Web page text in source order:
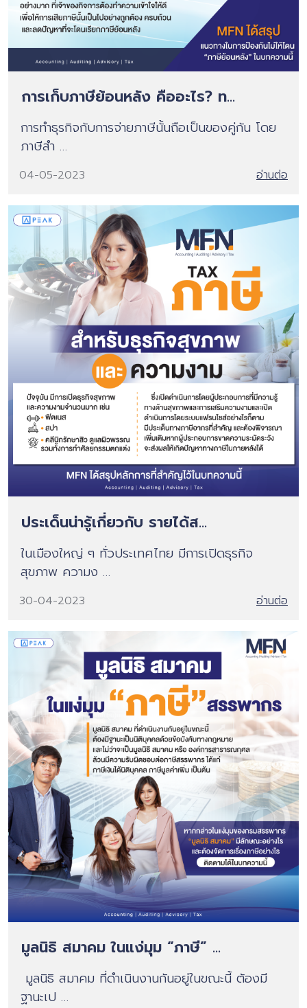
การเก็บภาษีย้อนหลัง คืออะไร? ท...
การทำธุรกิจกับการจ่ายภาษีนั้นถือเป็นของคู่กัน โดย
ภาษีสำ …
04-05-2023 อ่านต่อ
ประเด็นน่ารู้เกี่ยวกับ รายได้ส...
ในเมืองใหญ่ ๆ ทั่วประเทศไทย มีการเปิดธุรกิจ
สุขภาพ ความง …
30-04-2023 อ่านต่อ
มูลนิธิ สมาคม ในแง่มุม “ภาษี” ...
มูลนิธิ สมาคม ที่ดำเนินงานกันอยู่ในขณะนี้ ต้องมี
ฐานะเป …